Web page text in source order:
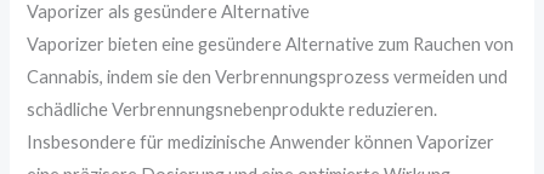
Vaporizer als gesündere Alternative
Vaporizer bieten eine gesündere Alternative zum Rauchen von
Cannabis, indem sie den Verbrennungsprozess vermeiden und
schädliche Verbrennungsnebenprodukte reduzieren.
Insbesondere für medizinische Anwender können Vaporizer